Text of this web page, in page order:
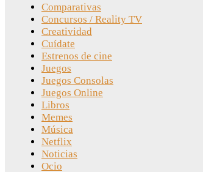
Comparativas
Concursos / Reality TV
Creatividad
Cuídate
Estrenos de cine
Juegos
Juegos Consolas
Juegos Online
Libros
Memes
Música
Netflix
Noticias
Ocio